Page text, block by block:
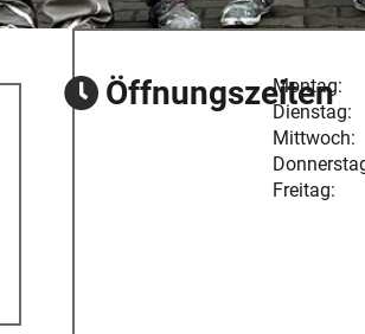
Öffnungszeiten
Montag:
Dienstag:
Mittwoch:
Freitag: